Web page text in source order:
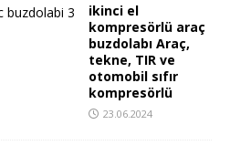
ikinci el
kompresörlü araç
buzdolabı Araç,
tekne, TIR ve
otomobil sıfır
kompresörlü
23.06.2024